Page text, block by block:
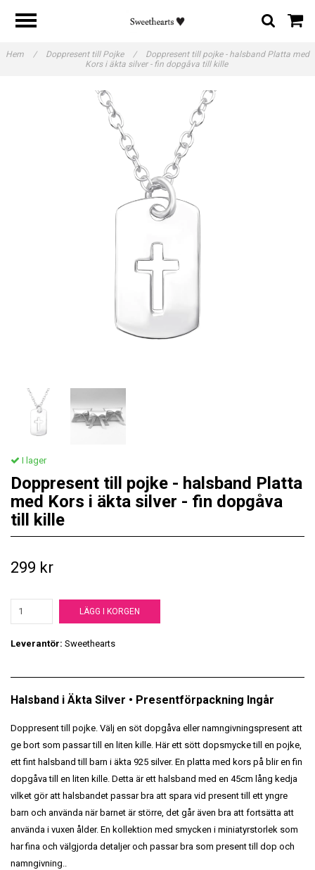
Hem / Doppresent till Pojke /
Doppresent till pojke - halsband Platta med
Kors i äkta silver - fin dopgåva till kille
I lager
Doppresent till pojke - halsband Platta
med Kors i äkta silver - fin dopgåva
till kille
299 kr
LÄGG I KORGEN
Leverantör: Sweethearts
Halsband i Äkta Silver • Presentförpackning Ingår
Doppresent till pojke. Välj en söt dopgåva eller namngivningspresent att
ge bort som passar till en liten kille. Här ett sött dopsmycke till en pojke,
ett fint halsband till barn i äkta 925 silver. En platta med kors på blir en fin
dopgåva till en liten kille. Detta är ett halsband med en 45cm lång kedja
vilket gör att halsbandet passar bra att spara vid present till ett yngre
barn och använda när barnet är större, det går även bra att fortsätta att
använda i vuxen ålder. En kollektion med smycken i miniatyrstorlek som
har fina och välgjorda detaljer och passar bra som present till dop och
namngivning..